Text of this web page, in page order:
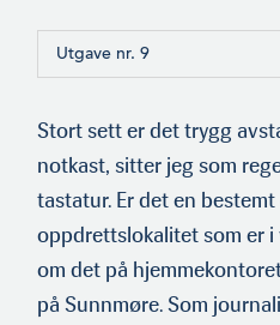
Utgave nr. 9
Stort sett er det trygg
notkast, sitter jeg som
tastatur. Er det en
oppdrettslokalitet som er
om det på
på Sunnmøre. Som